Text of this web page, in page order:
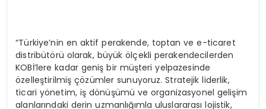
“Türkiye’nin en aktif perakende, toptan ve e-ticaret
distribütörü olarak, büyük ölçekli perakendecilerden
KOBİ’lere kadar geniş bir müşteri yelpazesinde
özelleştirilmiş çözümler sunuyoruz. Stratejik liderlik,
ticari yönetim, iş dönüşümü ve organizasyonel gelişim
alanlarındaki derin uzmanlığımla uluslararası lojistik,